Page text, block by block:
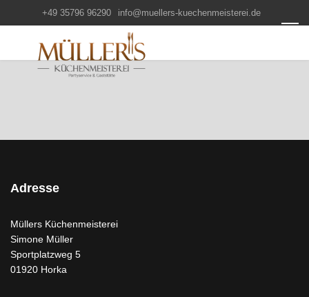
+49 35796 96290 info@muellers-kuechenmeisterei.de
Adresse
Müllers Küchenmeisterei
Simone Müller
Sportplatzweg 5
01920 Horka